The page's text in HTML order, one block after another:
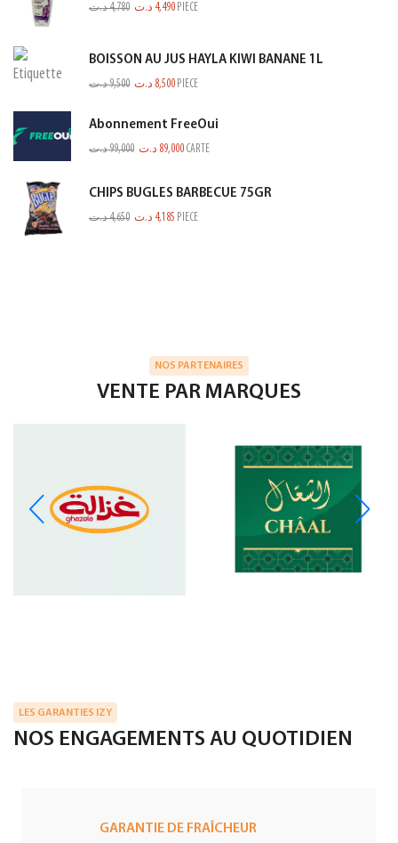
4,780د.ت 4,490 د.ت PIECE
BOISSON AU JUS HAYLA KIWI BANANE 1L
9,500د.ت 8,500 د.ت PIECE
Abonnement FreeOui
99,000د.ت 89,000 د.ت CARTE
CHIPS BUGLES BARBECUE 75GR
4,650د.ت 4,185 د.ت PIECE
NOS PARTENAIRES
VENTE PAR MARQUES
LES GARANTIES IZY
NOS ENGAGEMENTS AU QUOTIDIEN
GARANTIE DE FRAÎCHEUR